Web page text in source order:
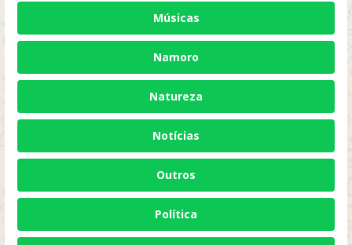
Músicas
Namoro
Natureza
Notícias
Outros
Política